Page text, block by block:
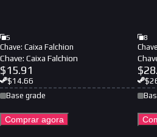
5
Chave: Caixa Falchion
Chave: Caixa Falchion
$15.91
$14.66
Base grade
Comprar agora
8
$
$